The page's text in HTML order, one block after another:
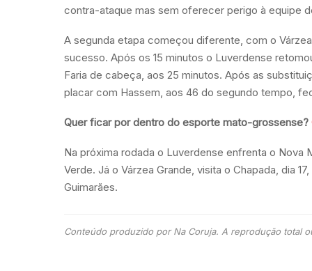
contra-ataque mas sem oferecer perigo à equipe
A segunda etapa começou diferente, com o
sucesso. Após os 15 minutos o Luverdense
Faria de cabeça, aos 25 minutos. Após as
placar com Hassem, aos 46 do segundo tempo,
Quer ficar por dentro do esporte mato-grossense?
Na próxima rodada o Luverdense enfrenta o Nova
Verde. Já o Várzea Grande, visita o Chapada, dia
Guimarães.
Conteúdo produzido por Na Coruja. A reprodução total